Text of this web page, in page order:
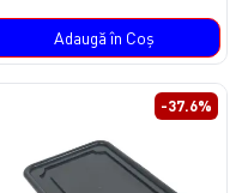
Adaugă în Coş
-37.6%